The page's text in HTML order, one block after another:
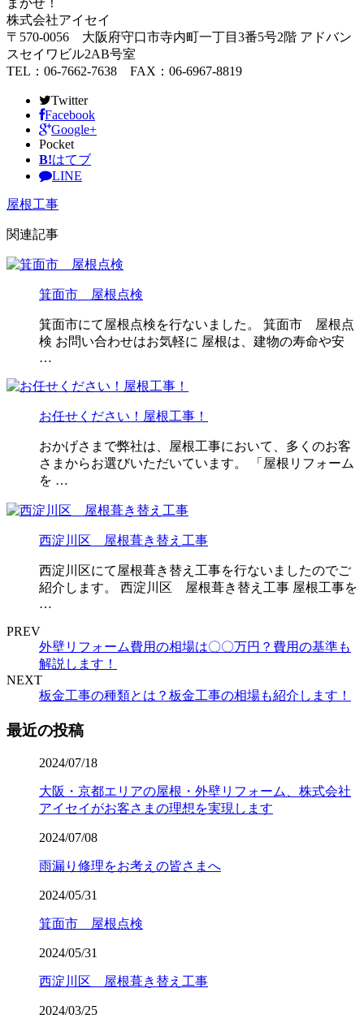
株式会社アイセイ
〒570-0056 大阪府守口市寺内町一丁目3番5号2階 アドバン
スセイワビル2AB号室
TEL：06-7662-7638 FAX：06-6967-8819
Twitter
Facebook
Google+
Pocket
B!はてブ
LINE
屋根工事
関連記事
箕面市 屋根点検
箕面市にて屋根点検を行ないました。 箕面市 屋根点
検 お問い合わせはお気軽に 屋根は、建物の寿命や安
…
お任せください！屋根工事！
おかげさまで弊社は、屋根工事において、多くのお客
さまからお選びいただいています。 「屋根リフォーム
を …
西淀川区 屋根葺き替え工事
西淀川区にて屋根葺き替え工事を行ないましたのでご
紹介します。 西淀川区 屋根葺き替え工事 屋根工事を
…
PREV
外壁リフォーム費用の相場は〇〇万円？費用の基準も
解説します！
NEXT
板金工事の種類とは？板金工事の相場も紹介します！
最近の投稿
2024/07/18
大阪・京都エリアの屋根・外壁リフォーム、株式会社
アイセイがお客さまの理想を実現します
2024/07/08
雨漏り修理をお考えの皆さまへ
2024/05/31
箕面市 屋根点検
2024/05/31
西淀川区 屋根葺き替え工事
2024/03/25